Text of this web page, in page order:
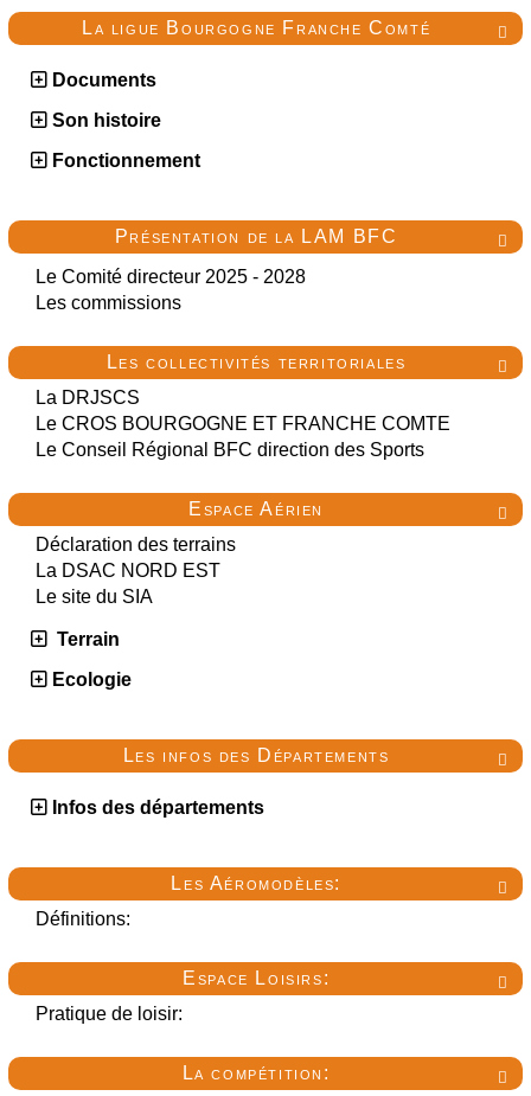

La ligue Bourgogne Franche Comté
Documents
Son histoire
Fonctionnement

Présentation de la LAM BFC
Le Comité directeur 2025 - 2028
Les commissions

Les collectivités territoriales
La DRJSCS
Le CROS BOURGOGNE ET FRANCHE COMTE
Le Conseil Régional BFC direction des Sports

Espace Aérien
Déclaration des terrains
La DSAC NORD EST
Le site du SIA
Terrain
Ecologie

Les infos des Départements
Infos des départements

Les Aéromodèles:
Définitions:

Espace Loisirs:
Pratique de loisir:

La compétition: